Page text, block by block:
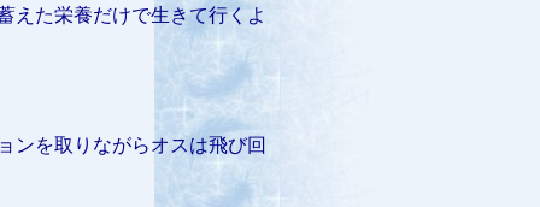
えた栄養だけで生きて行くよ
ンを取りながらオスは飛び回